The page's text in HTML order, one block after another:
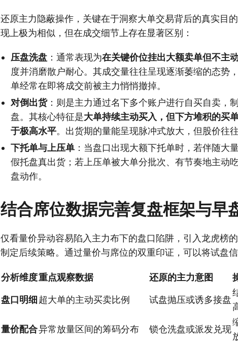
还原主力隐蔽操作，关键在于洞察大单交易背后的真实目
现上极为相似，但在成交细节上存在显著区别：
压盘洗盘 ：通常表现为在关键价位挂出大额卖单但不主
度并消磨散户耐心。其成交量往往呈现逐渐萎缩的态势
单经常在即将成交前被主力悄悄撤掉。
对倒出货：则是主力通过名下多个账户进行自买自卖，
盘。其核心特征是大单持续主动买入，但下方堆积的买
于极高水平。出货期的量能呈现脉冲式放大，但股价往
下托单与上压单 ：当盘口出现大额下托单时，若伴随大
假托盘真出货；若上压单被大单分批次、有节奏地主动
盘动作。
结合席位数据完善复盘框架与早
仅看量价异动容易陷入主力布下的盘口陷阱，引入龙虎榜的
制定后续策略。通过量价与席位的双重印证，可以将试盘信
分析维度重点观察数据 还原的主力意图
盘口明细超大单的主动买卖比例 试盘抛压或诱多接盘
量价配合异常放量区间的筹码分布 锁仓洗盘或派发兑现